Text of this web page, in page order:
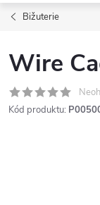
Bižuterie
Wire
Kód produktu: